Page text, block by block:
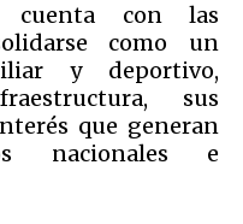
cuenta con las
como un
y deportivo,
sus
que generan
nacionales e